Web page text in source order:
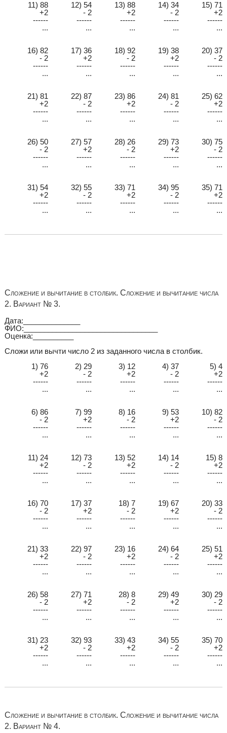
11) 88 12) 54 13) 88 14) 34
15) 71
+2
- 2 +2 - 2
+2
------
------ ------ ------
------
...
... ... ... ...
16) 82 17) 36 18) 92 19) 38
20) 37
- 2
+2 - 2 +2
- 2
------
------ ------ ------
------
...
... ... ... ...
21) 81 22) 87 23) 86 24) 81
25) 62
+2
- 2 +2 - 2
+2
------
------ ------ ------
------
...
... ... ... ...
26) 50 27) 57 28) 26 29) 73
30) 75
- 2
+2 - 2 +2
- 2
------
------ ------ ------
------
...
... ... ... ...
31) 54 32) 55 33) 71 34) 95
35) 71
+2
- 2 +2 - 2
+2
------
------ ------ ------
------
...
... ... ... ...
Сложение и вычитание в столбик. Сложение и вычитание числа
2. Вариант № 3.
Дата:______________
ФИО:_________________________________
Оценка:__________
Сложи или вычти число 2 из заданного числа в столбик.
1) 76
2) 29 3) 12 4) 37
5) 4
+2
- 2 +2 - 2
+2
------
------ ------ ------
------
...
... ... ... ...
6) 86 7) 99 8) 16 9) 53
10) 82
- 2
+2 - 2 +2
- 2
------
------ ------ ------
------
...
... ... ... ...
11) 24 12) 73 13) 52 14) 14
15) 8
+2
- 2 +2 - 2
+2
------
------ ------ ------
------
...
... ... ... ...
16) 70 17) 37 18) 7 19) 67
20) 33
- 2
+2 - 2 +2
- 2
------
------ ------ ------
------
...
... ... ... ...
21) 33 22) 97 23) 16 24) 64
25) 51
+2
- 2 +2 - 2
+2
------
------ ------ ------
------
...
... ... ... ...
26) 58 27) 71 28) 8 29) 49
30) 29
- 2
+2 - 2 +2
- 2
------
------ ------ ------
------
...
... ... ... ...
31) 23 32) 93 33) 43 34) 55
35) 70
+2
- 2 +2 - 2
+2
------
------ ------ ------
------
...
... ... ... ...
Сложение и вычитание в столбик. Сложение и вычитание числа
2. Вариант № 4.